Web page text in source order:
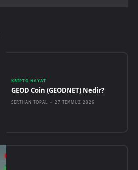
KRIPTO HAYAT
GEOD Coin (GEODNET) Nedir?
SERTHAN TOPAL - 27 TEMMUZ 2026